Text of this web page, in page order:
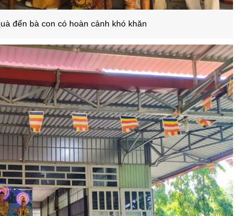
đến bà con có hoàn cảnh khó khăn